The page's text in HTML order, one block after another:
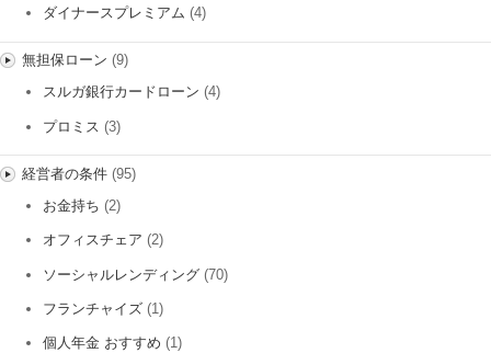
ダイナースプレミアム (4)
無担保ローン (9)
スルガ銀行カードローン (4)
プロミス (3)
経営者の条件(95)
お金持ち (2)
オフィスチェア (2)
ソーシャルレンディング (70)
フランチャイズ (1)
個人年金 おすすめ (1)